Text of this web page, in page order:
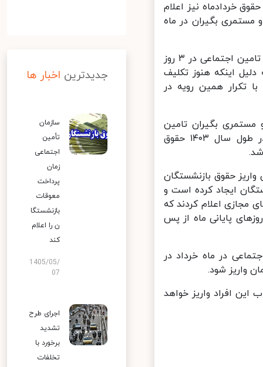
خردادماه نیز اعلام
بگیران در ماه
اقتصادآنلاین نوشت: در ماه‌ فروردین حقوق بازنشستگان و مستمری بگیران تامین اجتماعی در ۳ روز
اینکه هنوز تکلیف
اعمال شده اما با تکرار همین رویه در
و مستمری بگیران تامین
اجتماعی تا ۳ روز پایانی ماه به تعویق بیفتد. این در حالی است که در طول سال‌ ۱۴۰۳ حقوق
حقوق بازنشستگان
ایجاد کرده است و
اعلام کردند که
پایانی ماه از پس
در ماه خرداد در
افراد واریز خواهد
جدیدترین اخبار ها
سازمان
تأمین
اجتماعی
زمان
پرداخت
معوقات
بازنشستگا
ن را اعلام
کند
1405/05/
07
اجرای طرح
تشدید
برخورد با
تخلفات